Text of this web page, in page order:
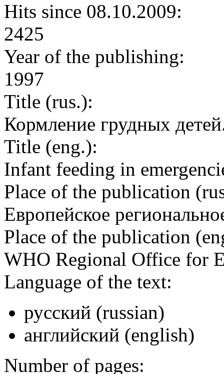
Hits since 08.10.2009:
2425
Year of the publishing:
1997
Title (rus.):
Кормление грудных
Title (eng.):
Infant feeding in
Place of the publication
Европейское
Place of the publication
WHO Regional Office for
Language of the text:
русский (russian)
английский (english)
Number of pages: